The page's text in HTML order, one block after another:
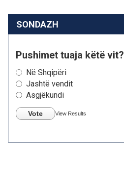
SONDAZH
Pushimet tuaja këtë vit?
Në Shqipëri
Jashtë vendit
Asgjëkundi
Vote View Results